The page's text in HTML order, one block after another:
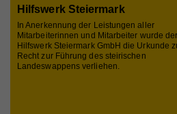
Hilfswerk Steiermark
In Anerkennung der Leistungen aller
Mitarbeiterinnen und Mitarbeiter wurde der
Hilfswerk Steiermark GmbH die Urkunde
Recht zur Führung des steirischen
Landeswappens verliehen.
Name _ga
Anbieter Whatchado